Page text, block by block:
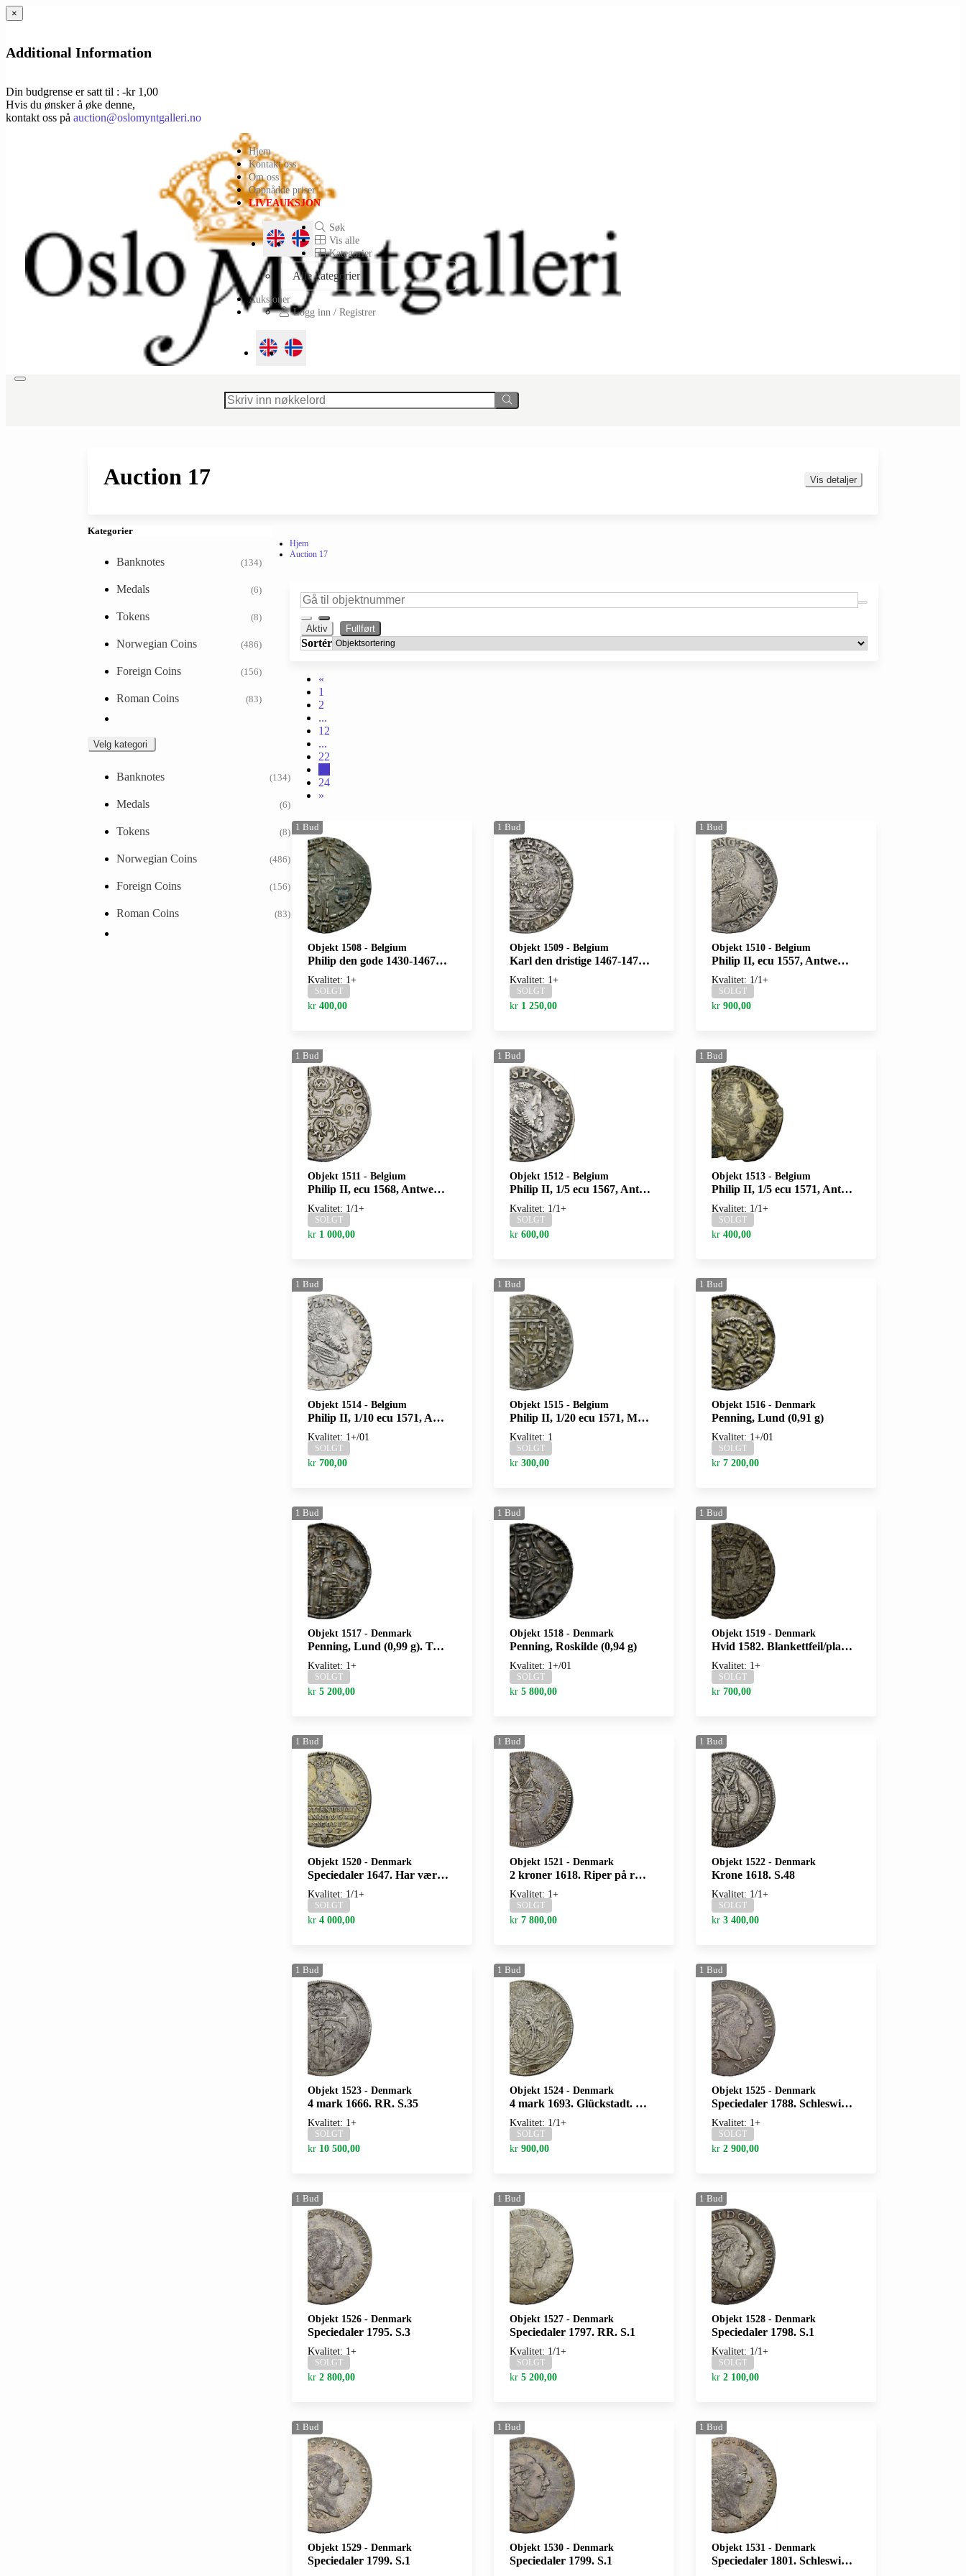
×
Additional Information
Din budgrense er satt til : -kr 1,00
Hvis du ønsker å øke denne,
kontakt oss på auction@oslomyntgalleri.no
Toggle
Hjem
Kontakt oss
Om oss
Oppnådde priser
LIVEAUKSJON
Søk
Vis alle
Kategorier
Alle kategorier
Auksjoner
Logg inn / Registrer
Auction 17 Vis detaljer
Kategorier
Banknotes (134)
Medals (6)
Tokens (8)
Norwegian Coins (486)
Foreign Coins (156)
Roman Coins (83)
Velg kategori
Banknotes (134)
Medals (6)
Tokens (8)
Norwegian Coins (486)
Foreign Coins (156)
Roman Coins (83)
Hjem
Auction 17
Aktiv Fullført
Sortér
«
1
2
...
12
...
22
24
»
1 Bud
Objekt 1508 - Belgium
Philip den gode 1430-1467, dobbel mite du Brabant 1466-1467, Leuven. Innkrift 12 med blekk/inscribed 12 with ink
Kvalitet: 1+
SOLGT
kr 400,00
1 Bud
Objekt 1509 -Belgium
Karl den dristige 1467-1477, dobbel briquet 1476, Antwerpen
Kvalitet: 1+
SOLGT
kr 1 250,00
1 Bud
Objekt 1510 -Belgium
Philip II, ecu 1557, Antwerpen
Kvalitet: 1/1+
SOLGT
kr 900,00
1 Bud
Objekt 1511 - Belgium
Philip II, ecu 1568, Antwerpen
Kvalitet: 1/1+
SOLGT
kr 1 000,00
1 Bud
Objekt 1512 -Belgium
Philip II, 1/5 ecu 1567, Antwerpen
Kvalitet: 1/1+
SOLGT
kr 600,00
1 Bud
Objekt 1513 -Belgium
Philip II, 1/5 ecu 1571, Antwerpen. Samtidig forfalskning i forsølvet billon/contemporary forgery in silvered billon
Kvalitet: 1/1+
SOLGT
kr 400,00
1 Bud
Objekt 1514 - Belgium
Philip II, 1/10 ecu 1571, Antwerpen
Kvalitet: 1+/01
SOLGT
kr 700,00
1 Bud
Objekt 1515 -Belgium
Philip II, 1/20 ecu 1571, Maastricht
Kvalitet: 1
SOLGT
kr 300,00
1 Bud
Objekt 1516 -Denmark
Penning, Lund (0,91 g)
Kvalitet: 1+/01
SOLGT
kr 7 200,00
1 Bud
Objekt 1517 - Denmark
Penning, Lund (0,99 g). Testmerker/testmarks
Kvalitet: 1+
SOLGT
kr 5 200,00
1 Bud
Objekt 1518 -Denmark
Penning, Roskilde (0,94 g)
Kvalitet: 1+/01
SOLGT
kr 5 800,00
1 Bud
Objekt 1519 -Denmark
Hvid 1582. Blankettfeil/planchet defect. S.27
Kvalitet: 1+
SOLGT
kr 700,00
1 Bud
Objekt 1520 - Denmark
Speciedaler 1647. Har vært anhengt og forgylt/has been mounted and gilt. S.15
Kvalitet: 1/1+
SOLGT
kr 4 000,00
1 Bud
Objekt 1521 -Denmark
2 kroner 1618. Riper på revers/scratches on reverse. S.25
Kvalitet: 1+
SOLGT
kr 7 800,00
1 Bud
Objekt 1522 -Denmark
Krone 1618. S.48
Kvalitet: 1/1+
SOLGT
kr 3 400,00
1 Bud
Objekt 1523 - Denmark
4 mark 1666. RR. S.35
Kvalitet: 1+
SOLGT
kr 10 500,00
1 Bud
Objekt 1524 -Denmark
4 mark 1693. Glückstadt. S.40
Kvalitet: 1/1+
SOLGT
kr 900,00
1 Bud
Objekt 1525 -Denmark
Speciedaler 1788. Schleswig-Holstein. S.5
Kvalitet: 1+
SOLGT
kr 2 900,00
1 Bud
Objekt 1526 - Denmark
Speciedaler 1795. S.3
Kvalitet: 1+
SOLGT
kr 2 800,00
1 Bud
Objekt 1527 -Denmark
Speciedaler 1797. RR. S.1
Kvalitet: 1/1+
SOLGT
kr 5 200,00
1 Bud
Objekt 1528 -Denmark
Speciedaler 1798. S.1
Kvalitet: 1/1+
SOLGT
kr 2 100,00
1 Bud
Objekt 1529 - Denmark
Speciedaler 1799. S.1
1 Bud
Objekt 1530 -Denmark
Speciedaler 1799. S.1
1 Bud
Objekt 1531 -Denmark
Speciedaler 1801. Schleswig-Holstein. S.1